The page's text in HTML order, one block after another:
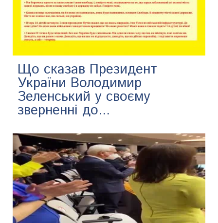
Що сказав Президент
України Володимир
Зеленський у своєму
зверненні до...